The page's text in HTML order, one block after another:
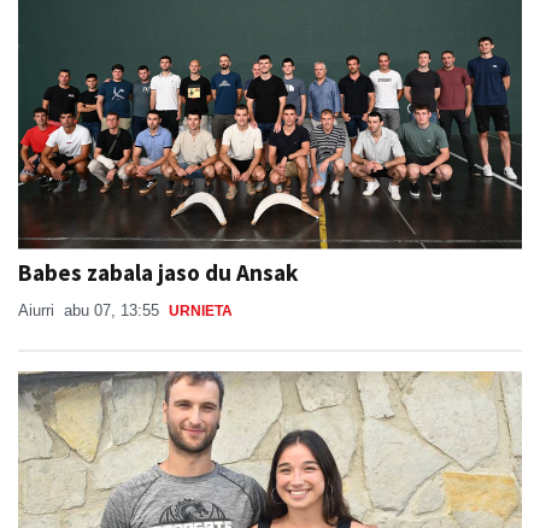
Babes zabala jaso du Ansak
Aiurri abu 07, 13:55 URNIETA